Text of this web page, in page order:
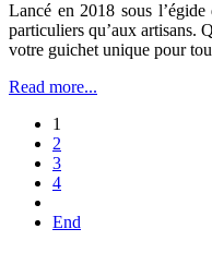
Lancé en 2018 sous
particuliers qu’aux artisans.
votre guichet unique pour
Read more...
1
2
3
4
End